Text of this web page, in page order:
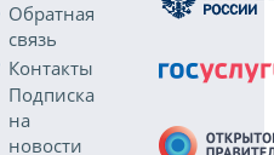
Обратная
связь
Контакты
Подписка
на
новости